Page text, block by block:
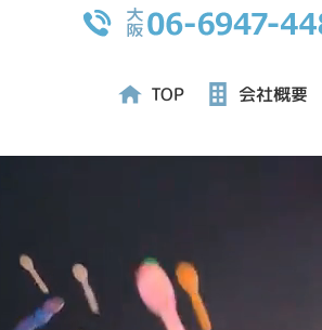
TOP 会社概要